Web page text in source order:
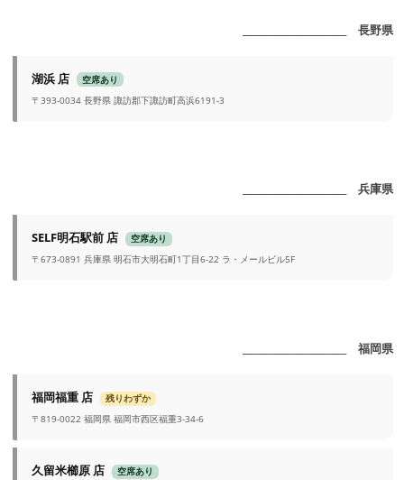
_______________________ 長野県
湖浜 店
空席あり
〒393-0034 長野県 諏訪郡下諏訪町高浜6191-3
_______________________ 兵庫県
SELF明石駅前 店
空席あり
〒673-0891 兵庫県 明石市大明石町1丁目6-22 ラ・メールビル5F
_______________________ 福岡県
福岡福重 店
残りわずか
〒819-0022 福岡県 福岡市西区福重3-34-6
久留米櫛原 店
空席あり